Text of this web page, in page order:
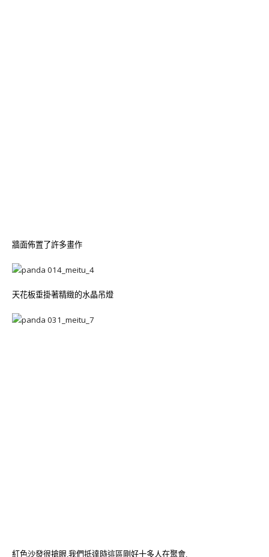
牆面佈置了許多畫作
天花板垂掛著精緻的水晶吊燈
紅色沙發很搶眼,我們抵達時這區剛好十多人在聚會,